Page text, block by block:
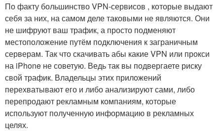
По факту большинство VPN-сервисов , которые выдают
себя за них, на самом деле таковыми не являются. Они
не шифруют ваш трафик, а просто подменяют
местоположение путём подключения к заграничным
серверам. Так что скачивать абы какие VPN или прокси
на iPhone не советую. Ведь так вы подвергаете риску
свой трафик. Владельцы этих приложений
перехватывают его и либо анализируют сами, либо
перепродают рекламным компаниям, которые
используют полученную информацию в рекламных
целях.